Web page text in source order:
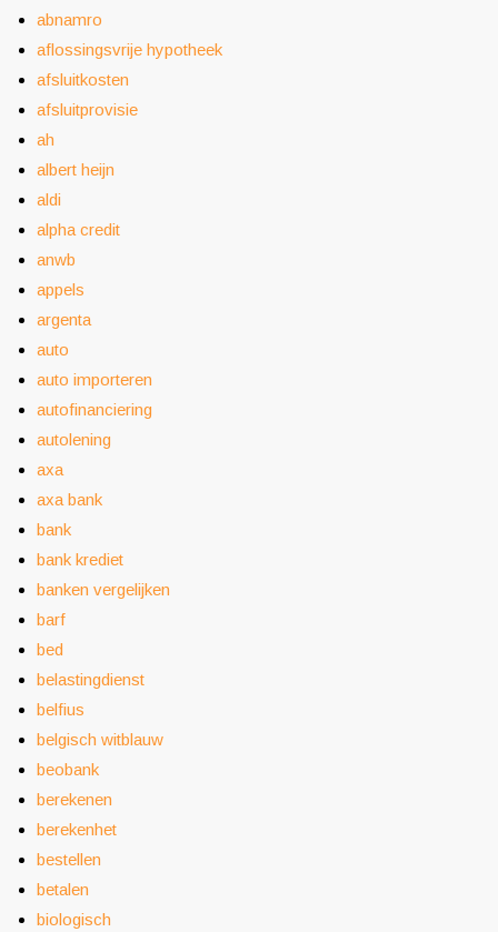
abnamro
aflossingsvrije hypotheek
afsluitkosten
afsluitprovisie
ah
albert heijn
aldi
alpha credit
anwb
appels
argenta
auto
auto importeren
autofinanciering
autolening
axa
axa bank
bank
bank krediet
banken vergelijken
barf
bed
belastingdienst
belfius
belgisch witblauw
beobank
berekenen
berekenhet
bestellen
betalen
biologisch